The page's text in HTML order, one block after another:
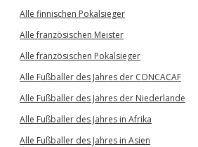
Alle finnischen Pokalsieger
Alle französischen Meister
Alle französischen Pokalsieger
Alle Fußballer des Jahres der CONCACAF
Alle Fußballer des Jahres der Niederlande
Alle Fußballer des Jahres in Afrika
Alle Fußballer des Jahres in Asien